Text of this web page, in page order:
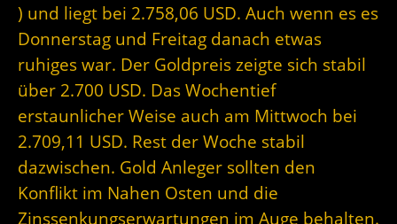
) und liegt bei 2.758,06 USD. Auch wenn es es
Donnerstag und Freitag danach etwas
ruhiges war. Der Goldpreis zeigte sich stabil
über 2.700 USD. Das Wochentief
erstaunlicher Weise auch am Mittwoch bei
2.709,11 USD. Rest der Woche stabil
dazwischen. Gold Anleger sollten den
Konflikt im Nahen Osten und die
Zinssenkungserwartungen im Auge behalten.